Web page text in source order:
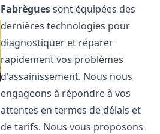
Fabrèguessont équipées des
dernières technologies pour
diagnostiquer et réparer
rapidement vos problèmes
d'assainissement. Nous nous
engageons à répondre à vos
attentes en termes de délais et
de tarifs. Nous vous proposons